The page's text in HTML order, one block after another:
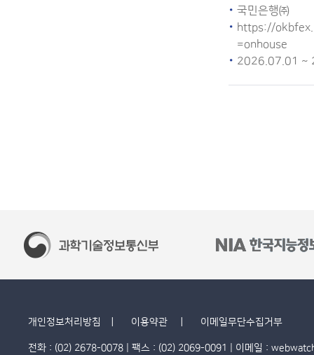
국민은행㈜
https://
=onhouse
2026.07.01
개인정보처리방침 이용약관 이메일무단수집거부
전화 : (02) 2678-0078 | 팩스 : (02) 2069-0091 | 이메일 :